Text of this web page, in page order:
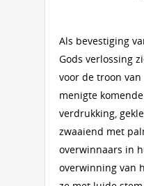
Als bevestiging
Gods verlossing
voor de troon
menigte
verdrukking,
zwaaiend met
overwinnaars in
overwinning van